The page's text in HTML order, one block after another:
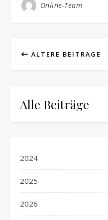
Online-Team
ÄLTERE BEITRÄGE
Alle Beiträge
2024
2025
2026